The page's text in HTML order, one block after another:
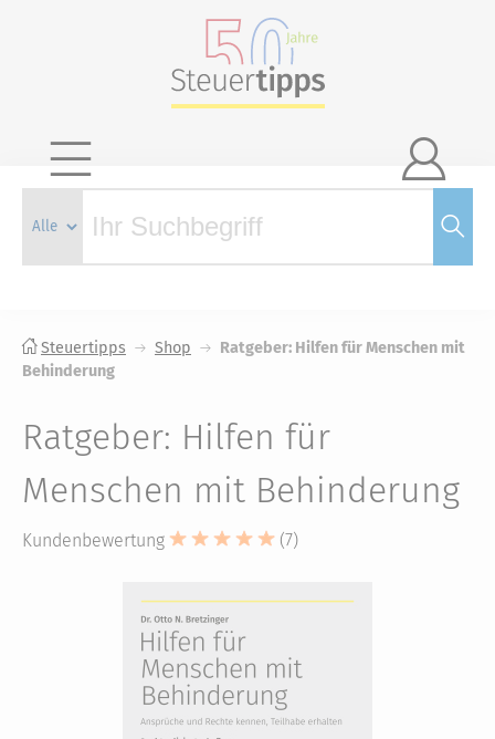

Steuertipps Shop
Ratgeber: Hilfen für Menschen mit
Behinderung
Ratgeber: Hilfen für
Menschen mit Behinderung
Kundenbewertung (7)